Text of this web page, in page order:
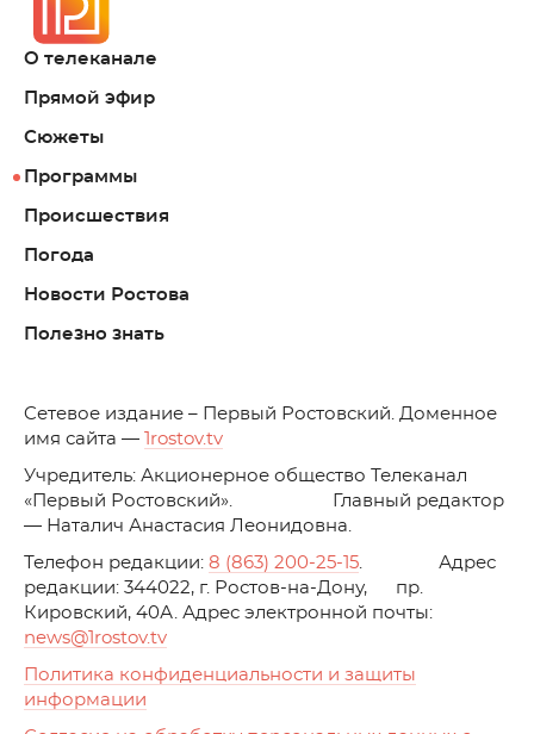
О телеканале
Прямой эфир
Сюжеты
Программы
Происшествия
Погода
Новости Ростова
Полезно знать
Cетевое издание – Первый Ростовский. Доменное
имя сайта —
1rostov.tv
Учредитель: Акционерное общество Телеканал
«Первый Ростовский». Главный редактор
— Наталич Анастасия Леонидовна.
Телефон редакции: 8 (863) 200-25-15. Адрес
редакции: 344022, г. Ростов-на-Дону, пр.
Кировский, 40А. Адрес электронной почты:
news@1rostov.tv
Политика конфиденциальности и защиты
информации